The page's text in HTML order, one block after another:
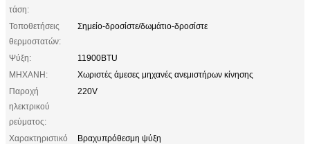
τάση:
Τοποθετήσεις
θερμοστατών:
Σημείο-δροσίστε/δωμάτιο-δροσίστε
Ψύξη:
11900BTU
ΜΗΧΑΝΗ:
Χωριστές άμεσες μηχανές ανεμιστήρων κίνησης
Παροχή
ηλεκτρικού
ρεύματος:
220V
Χαρακτηριστικό
Βραχυπρόθεσμη ψύξη